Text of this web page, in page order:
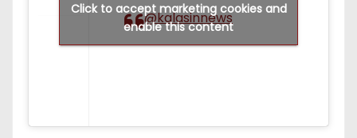
@kalasinnews
Click to accept marketing cookies and
enable this content